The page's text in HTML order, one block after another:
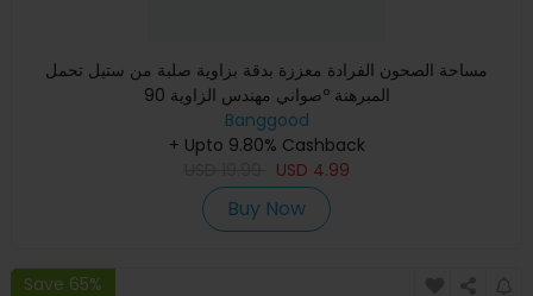
مساحة الصحون الفرادة معززة بدقة بزاوية صلبة من ستيل تحمل
صواني مهندس الزاوية 90º المبرهنة
Banggood
+ Upto 9.80% Cashback
USD 4.99
Buy Now
Save 65%